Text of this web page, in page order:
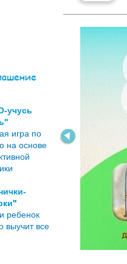
учусь
игра по
на основе
"
ребенок
выучит все